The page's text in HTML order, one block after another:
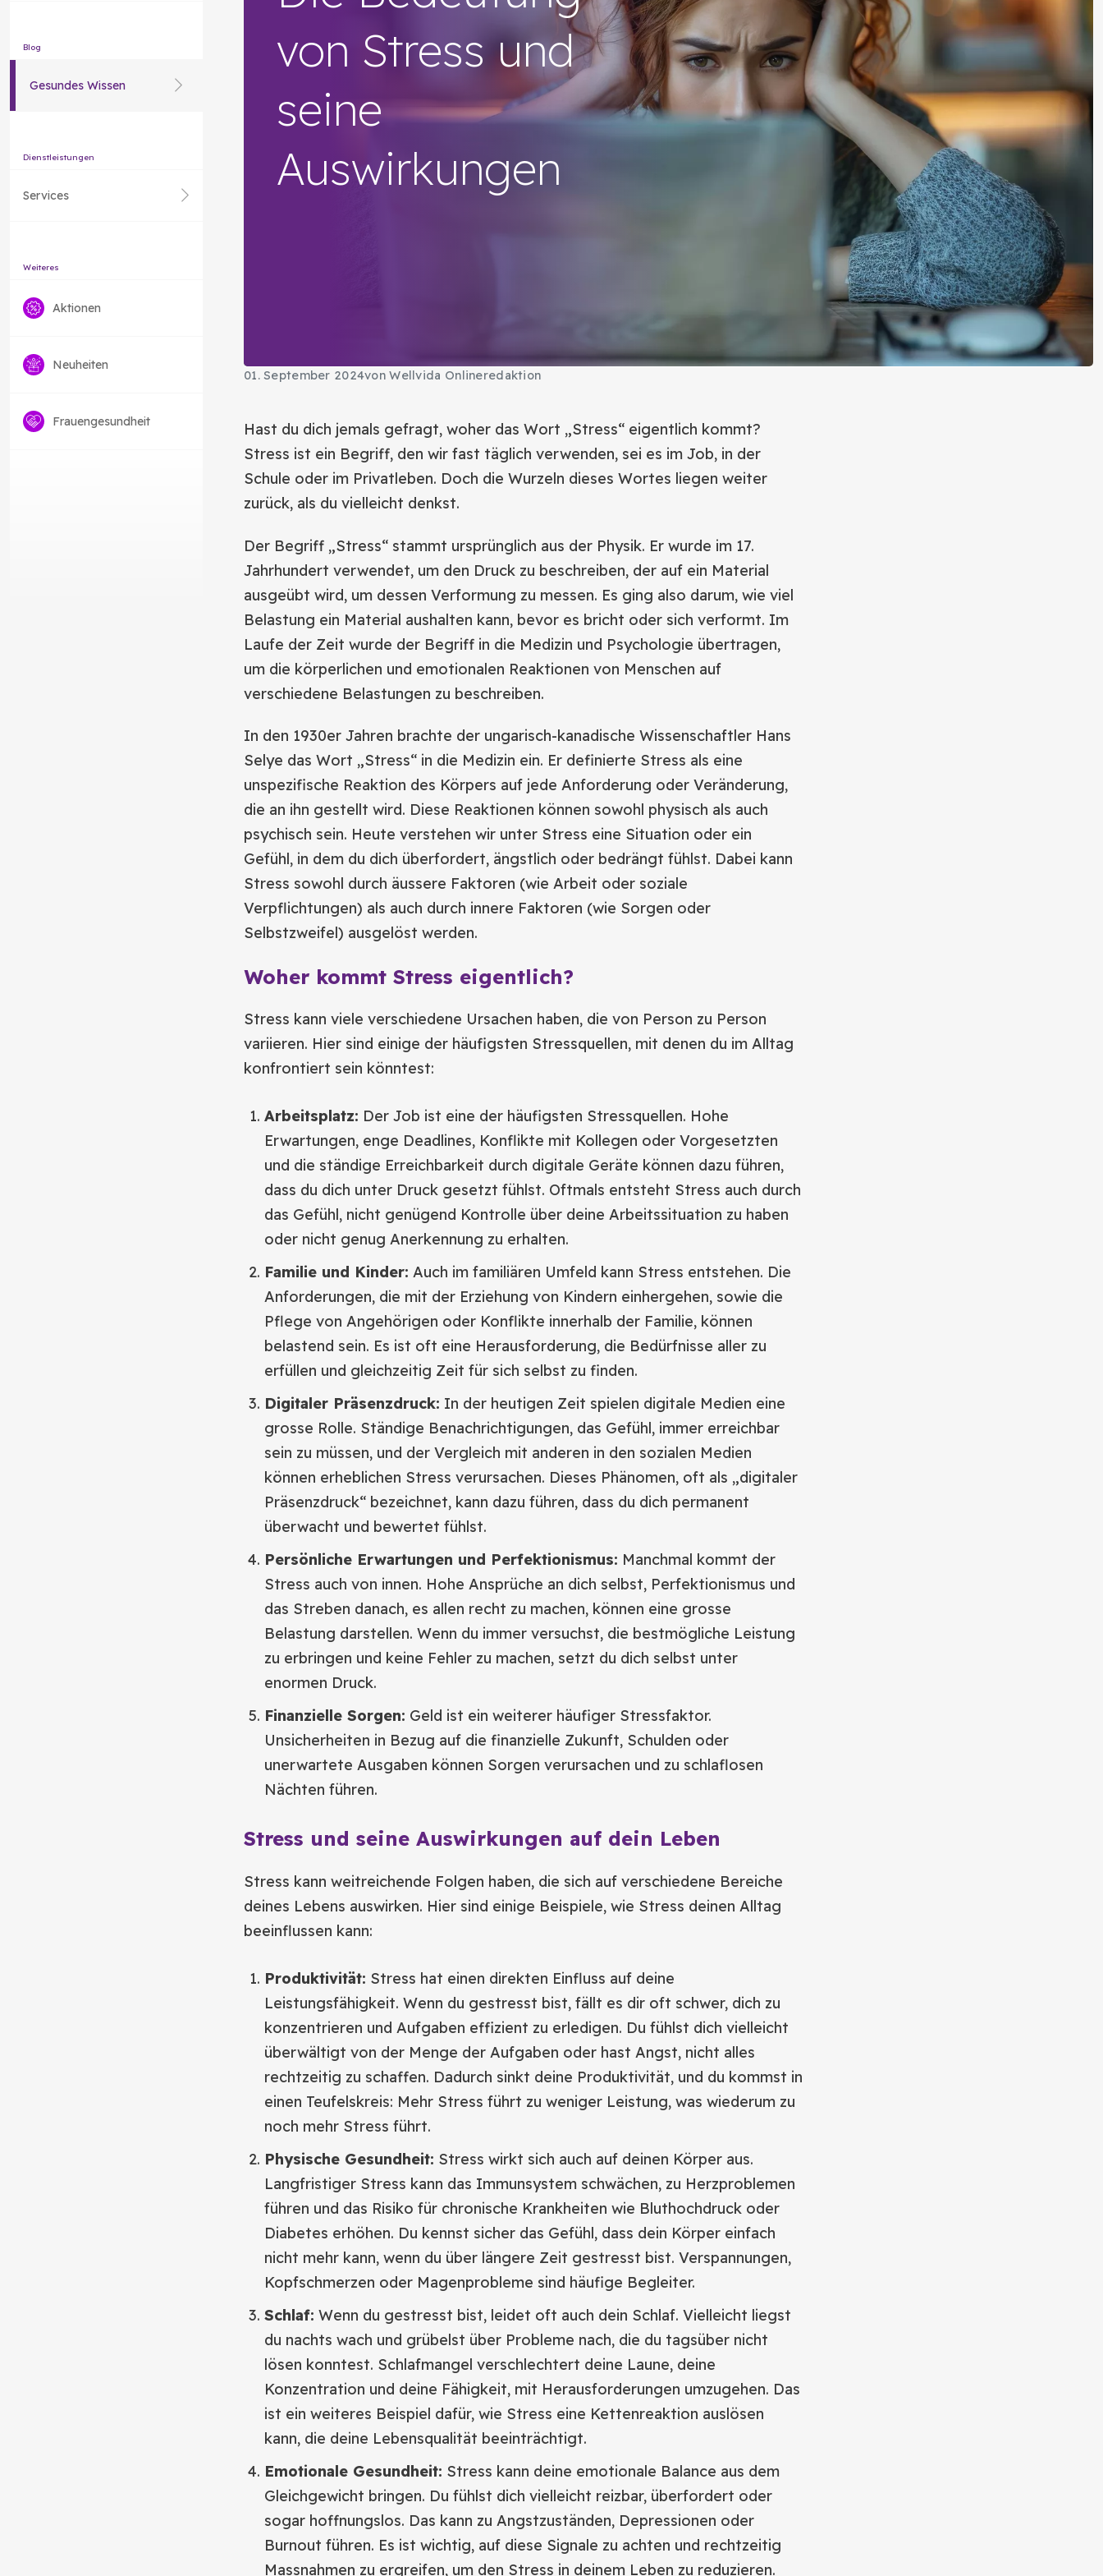
Blog
Gesundes Wissen
Dienstleistungen
Services
Weiteres
Aktionen
Neuheiten
Frauengesundheit
von Stress und
seine
Auswirkungen
01. September 2024von Wellvida Onlineredaktion
Hast du dich jemals gefragt, woher das Wort „Stress“ eigentlich kommt?
Stress ist ein Begriff, den wir fast täglich verwenden, sei es im Job, in der
Schule oder im Privatleben. Doch die Wurzeln dieses Wortes liegen weiter
zurück, als du vielleicht denkst.
Der Begriff „Stress“ stammt ursprünglich aus der Physik. Er wurde im 17.
Jahrhundert verwendet, um den Druck zu beschreiben, der auf ein Material
ausgeübt wird, um dessen Verformung zu messen. Es ging also darum, wie viel
Belastung ein Material aushalten kann, bevor es bricht oder sich verformt. Im
Laufe der Zeit wurde der Begriff in die Medizin und Psychologie übertragen,
um die körperlichen und emotionalen Reaktionen von Menschen auf
verschiedene Belastungen zu beschreiben.
In den 1930er Jahren brachte der ungarisch-kanadische Wissenschaftler Hans
Selye das Wort „Stress“ in die Medizin ein. Er definierte Stress als eine
unspezifische Reaktion des Körpers auf jede Anforderung oder Veränderung,
die an ihn gestellt wird. Diese Reaktionen können sowohl physisch als auch
psychisch sein. Heute verstehen wir unter Stress eine Situation oder ein
Gefühl, in dem du dich überfordert, ängstlich oder bedrängt fühlst. Dabei kann
Stress sowohl durch äussere Faktoren (wie Arbeit oder soziale
Verpflichtungen) als auch durch innere Faktoren (wie Sorgen oder
Selbstzweifel) ausgelöst werden.
Woher kommt Stress eigentlich?
Stress kann viele verschiedene Ursachen haben, die von Person zu Person
variieren. Hier sind einige der häufigsten Stressquellen, mit denen du im Alltag
konfrontiert sein könntest:
Arbeitsplatz: Der Job ist eine der häufigsten Stressquellen. Hohe
Erwartungen, enge Deadlines, Konflikte mit Kollegen oder Vorgesetzten
und die ständige Erreichbarkeit durch digitale Geräte können dazu führen,
dass du dich unter Druck gesetzt fühlst. Oftmals entsteht Stress auch durch
das Gefühl, nicht genügend Kontrolle über deine Arbeitssituation zu haben
oder nicht genug Anerkennung zu erhalten.
Familie und Kinder: Auch im familiären Umfeld kann Stress entstehen. Die
Anforderungen, die mit der Erziehung von Kindern einhergehen, sowie die
Pflege von Angehörigen oder Konflikte innerhalb der Familie, können
belastend sein. Es ist oft eine Herausforderung, die Bedürfnisse aller zu
erfüllen und gleichzeitig Zeit für sich selbst zu finden.
Digitaler Präsenzdruck: In der heutigen Zeit spielen digitale Medien eine
grosse Rolle. Ständige Benachrichtigungen, das Gefühl, immer erreichbar
sein zu müssen, und der Vergleich mit anderen in den sozialen Medien
können erheblichen Stress verursachen. Dieses Phänomen, oft als „digitaler
Präsenzdruck“ bezeichnet, kann dazu führen, dass du dich permanent
überwacht und bewertet fühlst.
Persönliche Erwartungen und Perfektionismus: Manchmal kommt der
Stress auch von innen. Hohe Ansprüche an dich selbst, Perfektionismus und
das Streben danach, es allen recht zu machen, können eine grosse
Belastung darstellen. Wenn du immer versuchst, die bestmögliche Leistung
zu erbringen und keine Fehler zu machen, setzt du dich selbst unter
enormen Druck.
Finanzielle Sorgen: Geld ist ein weiterer häufiger Stressfaktor.
Unsicherheiten in Bezug auf die finanzielle Zukunft, Schulden oder
unerwartete Ausgaben können Sorgen verursachen und zu schlaflosen
Nächten führen.
Stress und seine Auswirkungen auf dein Leben
Stress kann weitreichende Folgen haben, die sich auf verschiedene Bereiche
deines Lebens auswirken. Hier sind einige Beispiele, wie Stress deinen Alltag
beeinflussen kann:
Produktivität: Stress hat einen direkten Einfluss auf deine
Leistungsfähigkeit. Wenn du gestresst bist, fällt es dir oft schwer, dich zu
konzentrieren und Aufgaben effizient zu erledigen. Du fühlst dich vielleicht
überwältigt von der Menge der Aufgaben oder hast Angst, nicht alles
rechtzeitig zu schaffen. Dadurch sinkt deine Produktivität, und du kommst in
einen Teufelskreis: Mehr Stress führt zu weniger Leistung, was wiederum zu
noch mehr Stress führt.
Physische Gesundheit: Stress wirkt sich auch auf deinen Körper aus.
Langfristiger Stress kann das Immunsystem schwächen, zu Herzproblemen
führen und das Risiko für chronische Krankheiten wie Bluthochdruck oder
Diabetes erhöhen. Du kennst sicher das Gefühl, dass dein Körper einfach
nicht mehr kann, wenn du über längere Zeit gestresst bist. Verspannungen,
Kopfschmerzen oder Magenprobleme sind häufige Begleiter.
Schlaf: Wenn du gestresst bist, leidet oft auch dein Schlaf. Vielleicht liegst
du nachts wach und grübelst über Probleme nach, die du tagsüber nicht
lösen konntest. Schlafmangel verschlechtert deine Laune, deine
Konzentration und deine Fähigkeit, mit Herausforderungen umzugehen. Das
ist ein weiteres Beispiel dafür, wie Stress eine Kettenreaktion auslösen
kann, die deine Lebensqualität beeinträchtigt.
Emotionale Gesundheit: Stress kann deine emotionale Balance aus dem
Gleichgewicht bringen. Du fühlst dich vielleicht reizbar, überfordert oder
sogar hoffnungslos. Das kann zu Angstzuständen, Depressionen oder
Burnout führen. Es ist wichtig, auf diese Signale zu achten und rechtzeitig
Massnahmen zu ergreifen, um den Stress in deinem Leben zu reduzieren.